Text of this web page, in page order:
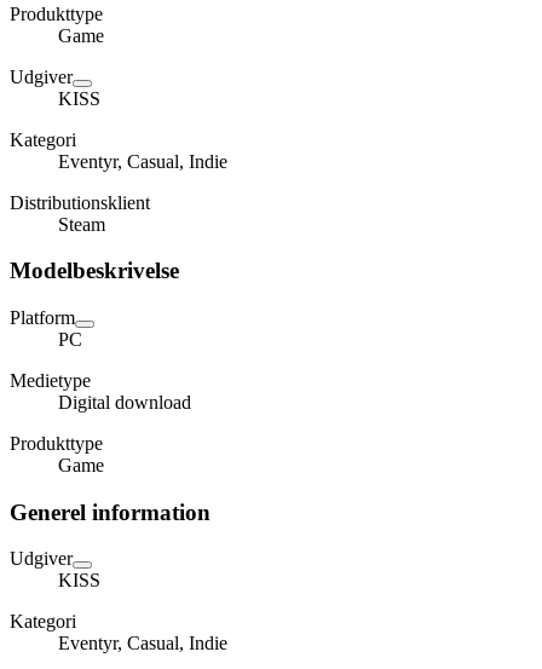
Produkttype
Game
Udgiver
KISS
Kategori
Eventyr, Casual, Indie
Distributionsklient
Steam
Modelbeskrivelse
Platform
PC
Medietype
Digital download
Produkttype
Game
Generel information
Udgiver
KISS
Kategori
Eventyr, Casual, Indie